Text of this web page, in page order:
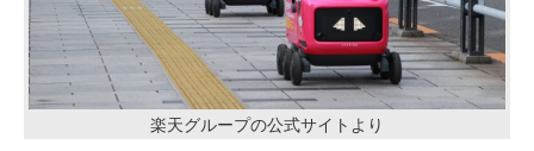
楽天グループの公式サイトより